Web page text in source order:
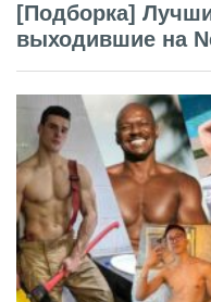
[Подборка]
выходившие на